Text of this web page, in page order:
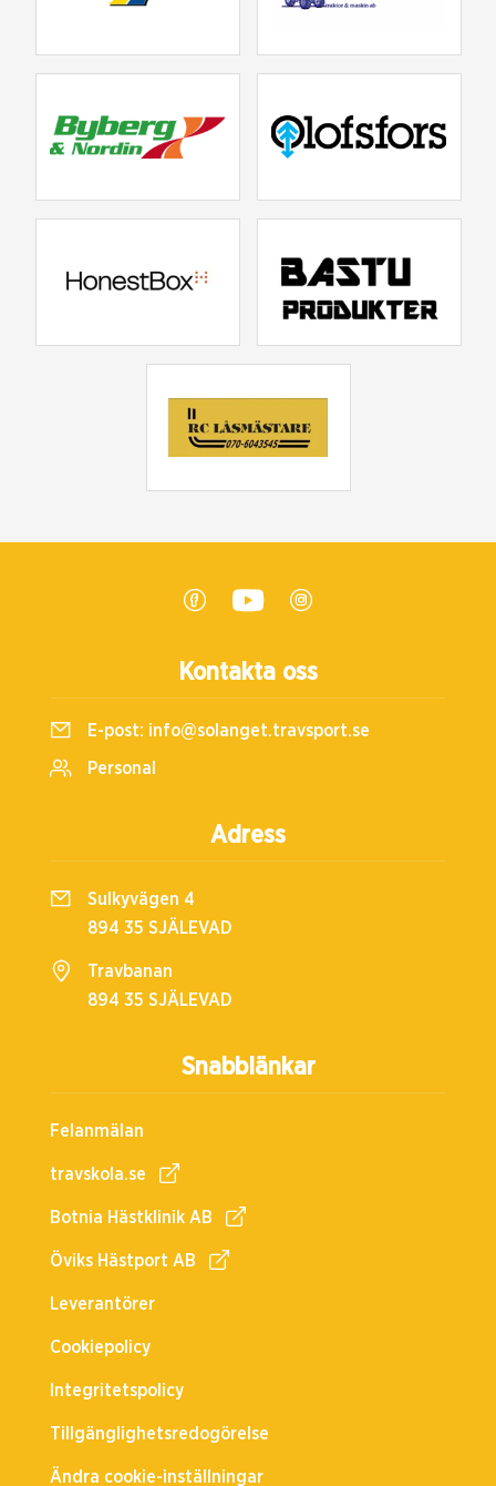
Snabblänkar
Felanmälan
travskola.se
Botnia Hästklinik AB
Öviks Hästport AB
Leverantörer
Cookiepolicy
Integritetspolicy
Tillgänglighetsredogörelse
Ändra cookie-inställningar
Kontakta oss
E-post: info@solanget.travsport.se
Personal
Adress
Sulkyvägen 4
894 35 SJÄLEVAD
Travbanan
894 35 SJÄLEVAD